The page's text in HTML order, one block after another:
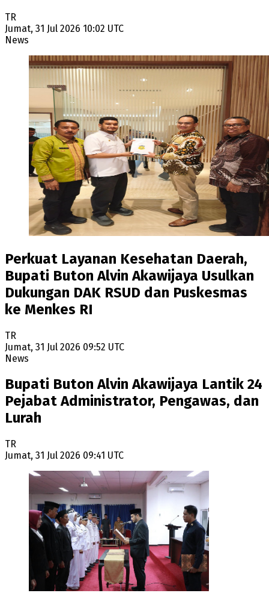
TR
Jumat, 31 Jul 2026 10:02 UTC
News
Perkuat Layanan Kesehatan Daerah,
Bupati Buton Alvin Akawijaya Usulkan
Dukungan DAK RSUD dan Puskesmas
ke Menkes RI
TR
Jumat, 31 Jul 2026 09:52 UTC
News
Bupati Buton Alvin Akawijaya Lantik 24
Pejabat Administrator, Pengawas, dan
Lurah
TR
Jumat, 31 Jul 2026 09:41 UTC